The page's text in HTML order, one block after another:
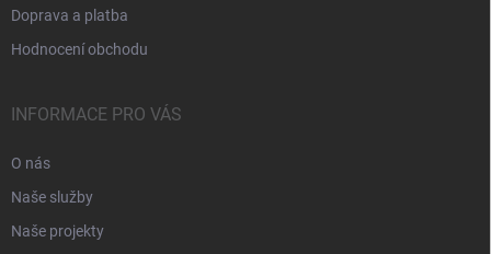
Doprava a platba
Hodnocení obchodu
INFORMACE PRO VÁS
O nás
Naše služby
Naše projekty